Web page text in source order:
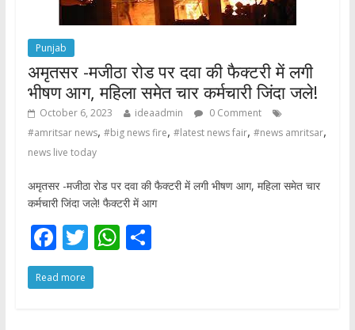
Punjab
अमृतसर -मजीठा रोड पर दवा की फैक्टरी में लगी
भीषण आग, महिला समेत चार कर्मचारी जिंदा जले!
October 6, 2023 ideaadmin
0 Comment
#amritsar news, #big news fire, #latest news fair, #news amritsar,
news live today
अमृतसर -मजीठा रोड पर दवा की फैक्टरी में लगी भीषण आग, महिला समेत चार
कर्मचारी जिंदा जले! फैक्टरी में आग
F
ac
e
T
w
itt
W S
Read more